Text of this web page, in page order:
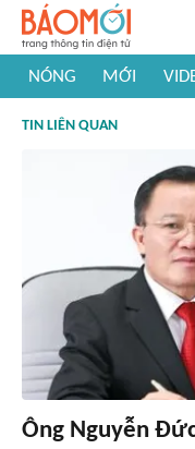
NÓNG MỚI
#Khám phá thế giới
TIN LIÊN QUAN
Ông Nguyễn